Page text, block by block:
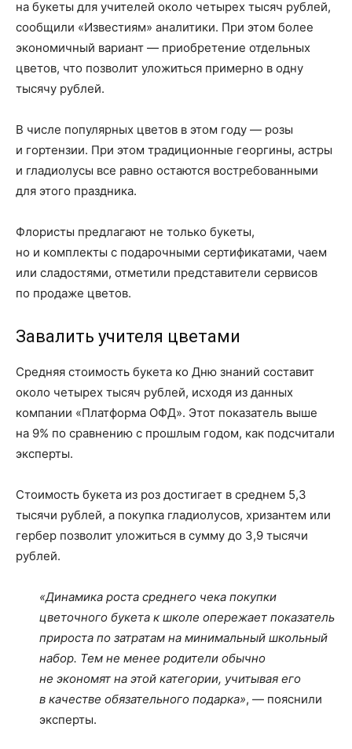
на букеты для учителей около четырех тысяч рублей,
сообщили «Известиям» аналитики. При этом более
экономичный вариант — приобретение отдельных
цветов, что позволит уложиться примерно в одну
тысячу рублей.
В числе популярных цветов в этом году — розы
и гортензии. При этом традиционные георгины, астры
и гладиолусы все равно остаются востребованными
для этого праздника.
Флористы предлагают не только букеты,
но и комплекты с подарочными сертификатами, чаем
или сладостями, отметили представители сервисов
по продаже цветов.
Завалить учителя цветами
Средняя стоимость букета ко Дню знаний составит
около четырех тысяч рублей, исходя из данных
компании «Платформа ОФД». Этот показатель выше
на 9% по сравнению с прошлым годом, как подсчитали
эксперты.
Стоимость букета из роз достигает в среднем 5,3
тысячи рублей, а покупка гладиолусов, хризантем или
гербер позволит уложиться в сумму до 3,9 тысячи
рублей.
«Динамика роста среднего чека покупки
цветочного букета к школе опережает показатель
прироста по затратам на минимальный школьный
набор. Тем не менее родители обычно
не экономят на этой категории, учитывая его
в качестве обязательного подарка», — пояснили
эксперты.